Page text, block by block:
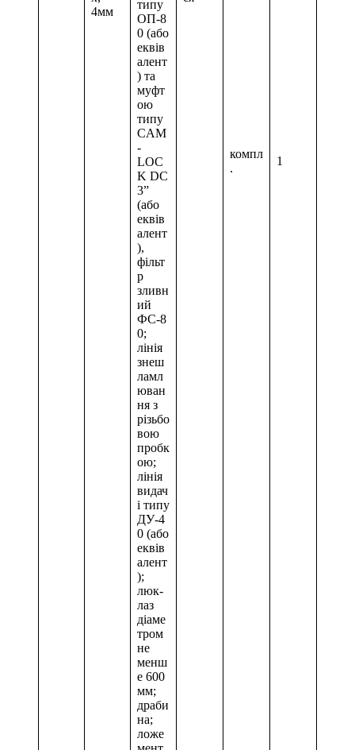
4мм
типу
ОП-8
0 (або
еквів
алент
) та
муфт
ою
типу
CAM
-
LOC
K DC
3”
(або
еквів
алент
),
фільт
р
зливн
ий
ФС-8
0;
лінія
знеш
ламл
юван
ня з
різьбо
вою
пробк
ою;
лінія
видач
і типу
ДУ-4
0 (або
еквів
алент
);
люк-
лаз
діаме
тром
не
менш
е 600
мм;
драби
на;
ложе
компл
.
1